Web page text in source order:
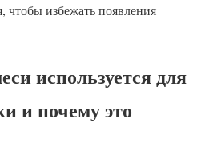
чтобы избежать появления
используется для
и почему это